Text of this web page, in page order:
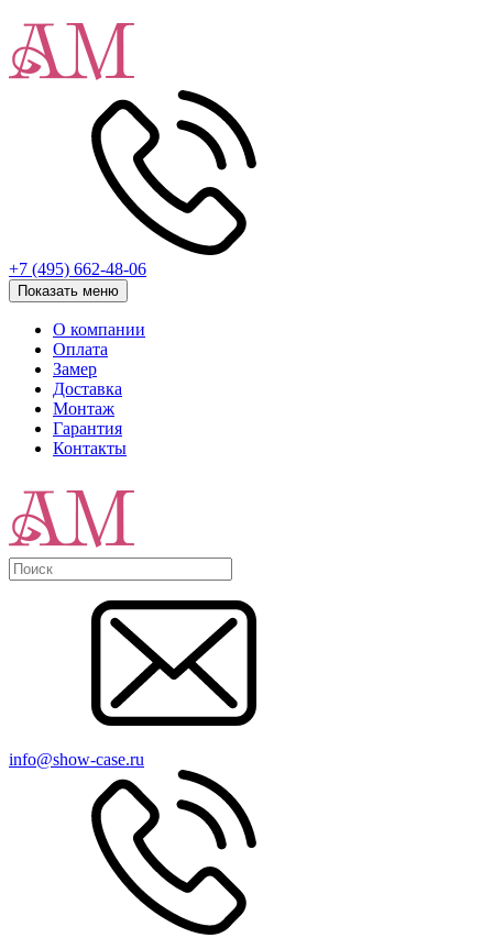
+7 (495) 662-48-06
Показать меню
О компании
Оплата
Замер
Доставка
Монтаж
Гарантия
Контакты
info@show-case.ru